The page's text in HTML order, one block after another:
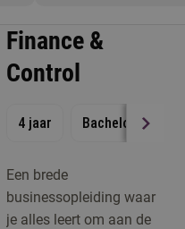
Finance &
Control
4 jaar Bachelor
Een brede
businessopleiding waar
je alles leert om aan de